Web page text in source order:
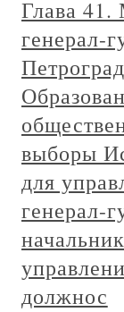
Глава 41.
генерал-
выборы
для
генерал-
должнос